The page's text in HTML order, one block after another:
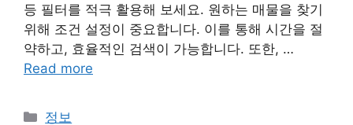
등 필터를 적극 활용해 보세요. 원하는 매물을 찾기
위해 조건 설정이 중요합니다. 이를 통해 시간을 절
약하고, 효율적인 검색이 가능합니다. 또한, …
Read more
Categories
정보